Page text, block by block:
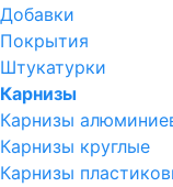
Добавки
Покрытия
Штукатурки
Карнизы
Карнизы
Карнизы круглые
Карнизы